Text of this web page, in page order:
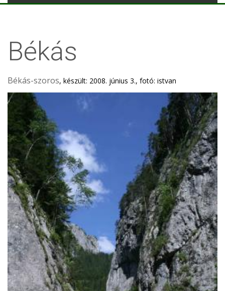
Békás
Békás-szoros, készült: 2008. június 3., fotó: istvan